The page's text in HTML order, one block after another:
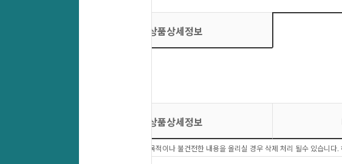
상품상세정보
상품상세정보
상품문의 이외에 다른목적이나 불건전한 내용을 올리실 경우 삭제 처리 될수 있습니